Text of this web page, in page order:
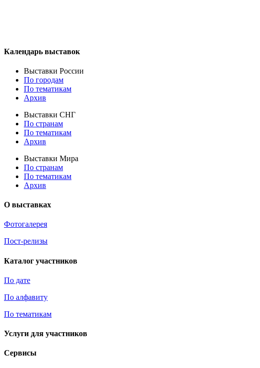
Календарь выставок
Выставки России
По городам
По тематикам
Архив
Выставки СНГ
По странам
По тематикам
Архив
Выставки Мира
По странам
По тематикам
Архив
О выставках
Фотогалерея
Пост-релизы
Каталог участников
По дате
По алфавиту
По тематикам
Услуги для участников
Сервисы